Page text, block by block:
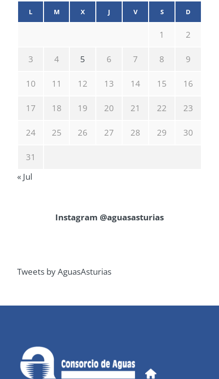
L M X J V S D
1 2
3 4 5 6 7 8 9
10 11 12 13 14 15 16
17 18 19 20 21 22 23
24 25 26 27 28 29 30
31
« Jul
Instagram @aguasasturias
Tweets by AguasAsturias